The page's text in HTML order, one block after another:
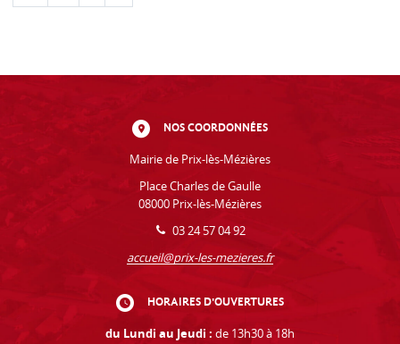
NOS COORDONNÉES
Mairie de Prix-lès-Mézières
Place Charles de Gaulle
08000 Prix-lès-Mézières
03 24 57 04 92
accueil@prix-les-mezieres.fr
HORAIRES D'OUVERTURES
du Lundi au Jeudi : de 13h30 à 18h